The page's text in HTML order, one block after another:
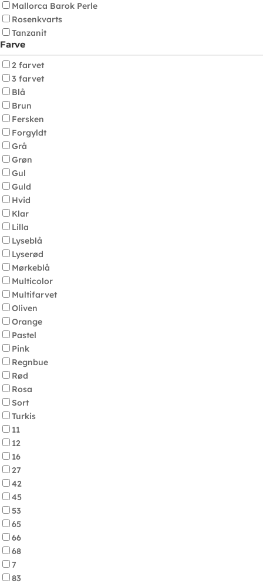
Mallorca Barok Perle
Rosenkvarts
Tanzanit
Farve
2 farvet
3 farvet
Blå
Brun
Fersken
Forgyldt
Grå
Grøn
Gul
Guld
Hvid
Klar
Lilla
Lyseblå
Lyserød
Mørkeblå
Multicolor
Multifarvet
Oliven
Orange
Pastel
Pink
Regnbue
Rød
Rosa
Sort
Turkis
11
12
16
27
42
45
53
65
66
68
7
83